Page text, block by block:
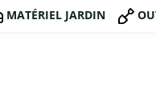
MATÉRIEL JARDIN